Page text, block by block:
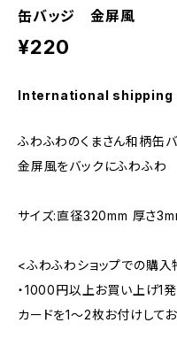
缶バッジ 金屏風
¥220
International shipping
ふわふわのくまさん和柄缶
金屏風をバックにふわふわ
サイズ:直径320mm 厚さ
<ふわふわショップでの購
・1000円以上お買い上げ1
カードを1～2枚お付けしてお